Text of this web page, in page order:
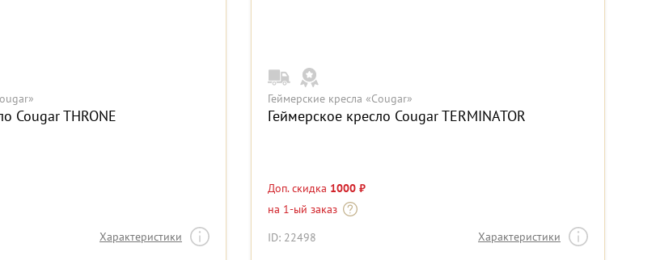
Cougar THRONE
Характеристики
Геймерские кресла «Cougar»
Геймерское кресло Cougar TERMINATOR
Доп. скидка 1000 ₽
на 1-ый заказ
ID: 22498
Характеристики